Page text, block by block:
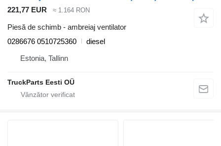
221,77 EUR ≈ 1.164 RON
Piesă de schimb - ambreiaj ventilator
0286676 0510725360
diesel
Estonia, Tallinn
TruckParts Eesti OÜ